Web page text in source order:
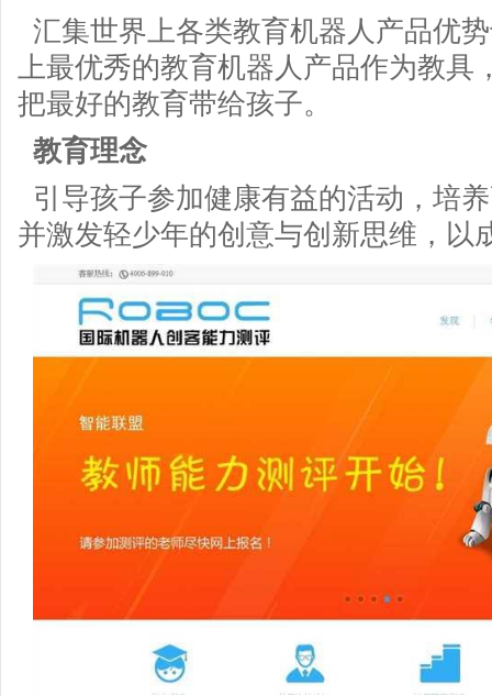
汇集世界上各类教育机器人产品优
上最优秀的教育机器人产品作为教
把最好的教育带给孩子。
教育理念
引导孩子参加健康有益的活动，培
并激发轻少年的创意与创新思维，以